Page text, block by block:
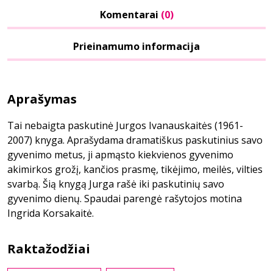
Komentarai (0)
Prieinamumo informacija
Aprašymas
Tai nebaigta paskutinė Jurgos Ivanauskaitės (1961-
2007) knyga. Aprašydama dramatiškus paskutinius savo
gyvenimo metus, ji apmąsto kiekvienos gyvenimo
akimirkos grožį, kančios prasmę, tikėjimo, meilės, vilties
svarbą. Šią knygą Jurga rašė iki paskutinių savo
gyvenimo dienų. Spaudai parengė rašytojos motina
Ingrida Korsakaitė.
Raktažodžiai